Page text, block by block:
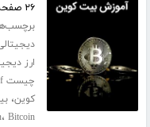
۲۶ صفحه
ارز
چیست pdf
کوین،
، Bitcoin